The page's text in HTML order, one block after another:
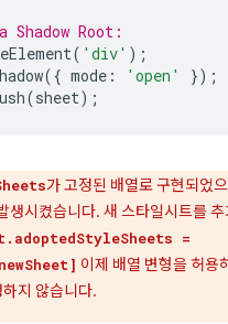
Root:
( 'div' );
({ mode : 'open'
});
(sheet);
가 고정된 배열로 구현되었
생시켰습니다. 새 스타일시트를
=
이제 배열 변형을 허용
지 않습니다.